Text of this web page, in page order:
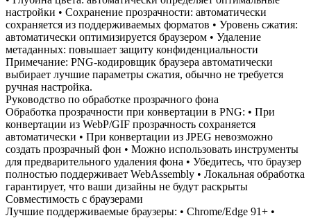
настройки • Сохранение прозрачности: автоматически
сохраняется из поддерживаемых форматов • Уровень сжатия:
автоматически оптимизируется браузером • Удаление
метаданных: повышает защиту конфиденциальности
Примечание: PNG-кодировщик браузера автоматически
выбирает лучшие параметры сжатия, обычно не требуется
ручная настройка.
Руководство по обработке прозрачного фона
Обработка прозрачности при конвертации в PNG: • При
конвертации из WebP/GIF прозрачность сохраняется
автоматически • При конвертации из JPEG невозможно
создать прозрачный фон • Можно использовать инструменты
для предварительного удаления фона • Убедитесь, что браузер
полностью поддерживает WebAssembly • Локальная обработка
гарантирует, что ваши дизайны не будут раскрыты
Совместимость с браузерами
Лучшие поддерживаемые браузеры: • Chrome/Edge 91+ •